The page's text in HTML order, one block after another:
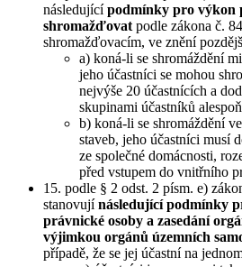
následujícípodmínky pro výkon
shromažďovat podle zákona č.
shromažďovacím, ve znění
a) koná-li se shromáždění
jeho účastníci se mohou
nejvýše 20 účastnících a
skupinami účastníků
b) koná-li se shromáždění
staveb, jeho účastníci musí
ze společné domácnosti,
před vstupem do vnitřního
15. podle § 2 odst. 2 písm. e)
stanovujínásledující podmínky
právnické osoby a zasedání
výjimkou orgánů územních
případě, že se jej účastní na